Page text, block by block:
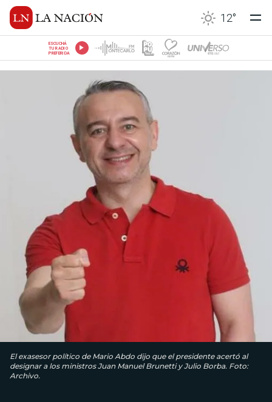
12°
ESCUCHÁ
TU RADIO
PREFERIDA
El exasesor político de Mario Abdo dijo que el presidente acertó al
designar a los ministros Juan Manuel Brunetti y Julio Borba. Foto:
Archivo.